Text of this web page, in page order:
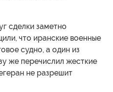
сделки заметно
что иранские военные
судно, а один из
же перечислил жесткие
не разрешит